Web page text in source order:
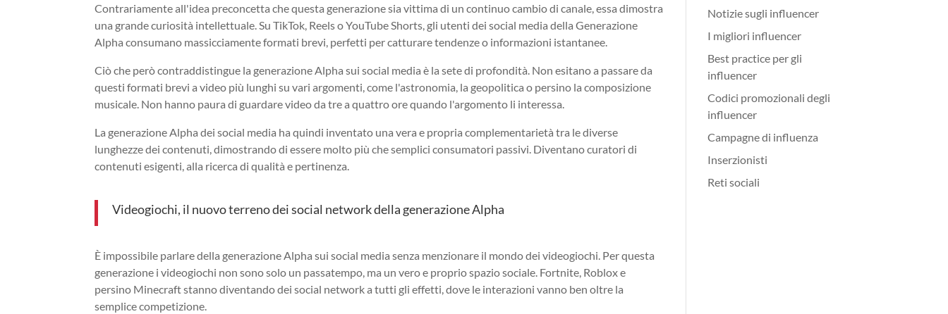
Contrariamente all'idea preconcetta che questa generazione sia vittima di un continuo cambio di canale, essa dimostra
una grande curiosità intellettuale. Su TikTok, Reels o YouTube Shorts, gli utenti dei social media della Generazione
Alpha consumano massicciamente formati brevi, perfetti per catturare tendenze o informazioni istantanee.
Ciò che però contraddistingue la generazione Alpha sui social media è la sete di profondità. Non esitano a passare da
questi formati brevi a video più lunghi su vari argomenti, come l'astronomia, la geopolitica o persino la composizione
musicale. Non hanno paura di guardare video da tre a quattro ore quando l'argomento li interessa.
La generazione Alpha dei social media ha quindi inventato una vera e propria complementarietà tra le diverse
lunghezze dei contenuti, dimostrando di essere molto più che semplici consumatori passivi. Diventano curatori di
contenuti esigenti, alla ricerca di qualità e pertinenza.
Videogiochi, il nuovo terreno dei social network della generazione Alpha
È impossibile parlare della generazione Alpha sui social media senza menzionare il mondo dei videogiochi. Per questa
generazione i videogiochi non sono solo un passatempo, ma un vero e proprio spazio sociale. Fortnite, Roblox e
persino Minecraft stanno diventando dei social network a tutti gli effetti, dove le interazioni vanno ben oltre la
semplice competizione.
Notizie sugli influencer
I migliori influencer
Best practice per gli
influencer
Codici promozionali degli
influencer
Campagne di influenza
Inserzionisti
Reti sociali